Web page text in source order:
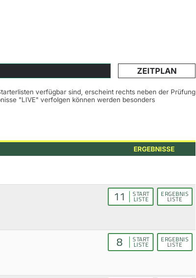
ZEITPLAN
verfügbar sind, erscheint rechts neben der Prüfung
"LIVE" verfolgen können werden besonders
ERGEBNISSE
11 START
LISTE
ERGEBNIS
LISTE
8 START
LISTE
ERGEBNIS
LISTE